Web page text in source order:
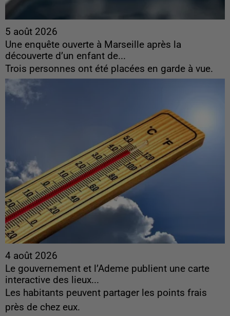
5 août 2026
Une enquête ouverte à Marseille après la
découverte d’un enfant de...
Trois personnes ont été placées en garde à vue.
4 août 2026
Le gouvernement et l’Ademe publient une carte
interactive des lieux...
Les habitants peuvent partager les points frais
près de chez eux.